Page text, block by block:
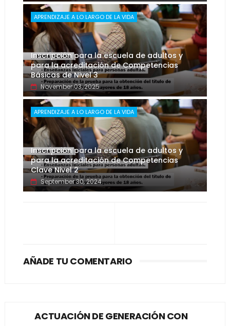
APRENDIZAJE A LO LARGO DE LA VIDA
Inscripción para la escuela de adultos y
para la acreditación de Competencias
Básicas de Nivel 3
November 03, 2025
APRENDIZAJE A LO LARGO DE LA VIDA
Inscripción para la escuela de adultos y
para la acreditación de Competencias
Clave Nivel 2
September 30, 2024
AÑADE TU COMENTARIO
ACTUACIÓN DE GENERACIÓN CON